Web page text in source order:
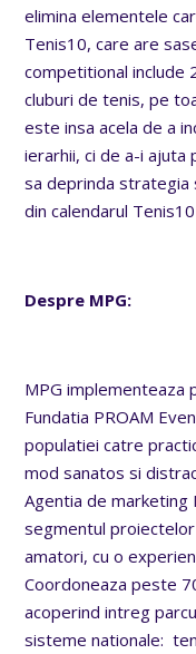
elimina elementele
Tenis10, care are
competitional include
cluburi de tenis, pe
este insa acela de a
ierarhii, ci de a-i ajuta
sa deprinda strategia
din calendarul
Despre MPG:
MPG
Fundatia PROAM
populatiei catre
mod sanatos si
Agentia de marketing
segmentul
amatori, cu o
Coordoneaza peste
acoperind intreg
sisteme nationale: